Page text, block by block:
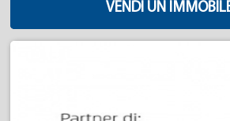
VENDI UN